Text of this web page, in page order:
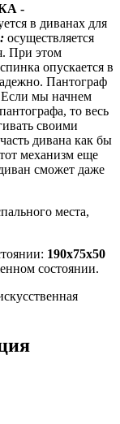
-
в диванах для
осуществляется
При этом
опускается в
Пантограф
Если мы начнем
то весь
своими
дивана как бы
механизм еще
сможет даже
места,
190x75x50
состоянии.